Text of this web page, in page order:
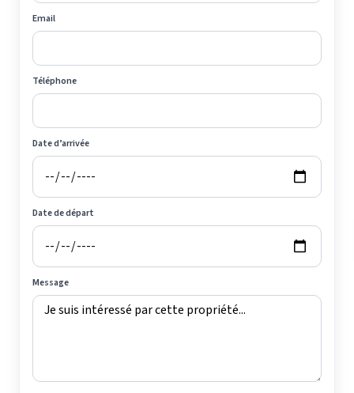
Email
Téléphone
Date d’arrivée
Date de départ
Message